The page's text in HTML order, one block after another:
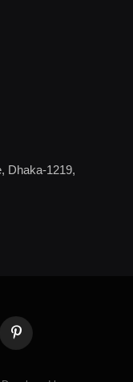
Dhaka-1219,
Pinterest